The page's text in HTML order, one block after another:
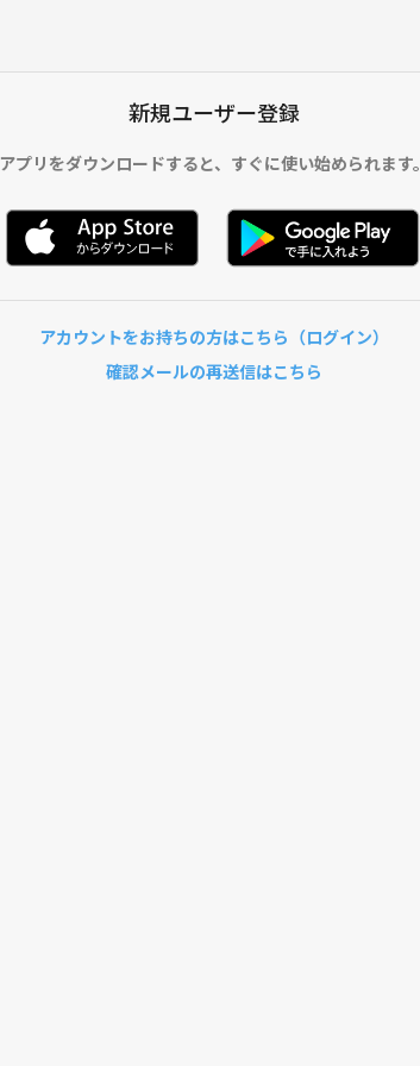
新規ユーザー登録
アプリをダウンロードすると、 すぐに使い始められます。
アカウントをお持ちの方はこちら（ログイン）
確認メールの再送信はこちら